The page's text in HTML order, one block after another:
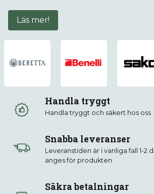
Läs mer!
Handla tryggt
Handla tryggt och säkert hos oss
Snabba leveranser
Leveranstiden är i vanliga fall 1-2
anges för produkten
Säkra betalningar